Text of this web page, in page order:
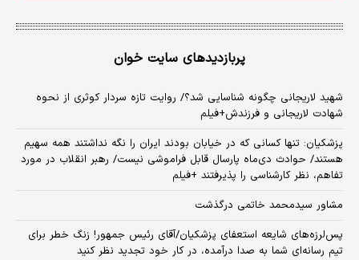
پربازدیدهای سایت خوان
شهید لاریجانی چگونه شناسایی شد؟/ روایت تازه سردار کوثری از نحوه
شهادت لاریجانی و فرزندش+فیلم
پزشکیان: تنها کسانی که در خیابان بودند ایران را نگه نداشتند همه سهیم
هستند/ حوادث دی‌ماه پارسال قابل فراموشی نیست/ رهبر انقلاب در مورد
تفاهم، نظر کارشناسی را پذیرفتند +فیلم
مشاور سیدمحمد خاتمی درگذشت
پس‌لرزه‌های شایعه استعفای پزشکیان/آقای رئیس جمهور! زنگ خطر برای
تیم رسانه‌ای شما به صدا درآمده، در کار خود تجدید نظر کنید